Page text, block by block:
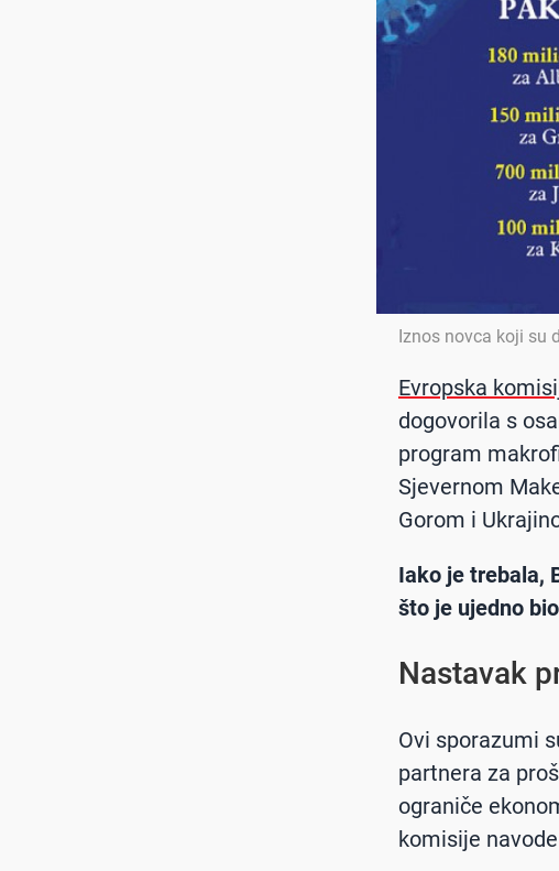
Iznos novca koji su
Evropska
dogovorila s
program
Sjevernom
Gorom i
Iako je trebala,
što je ujedno
Nastavak
Ovi sporazumi
partnera za
ograniče
komisije